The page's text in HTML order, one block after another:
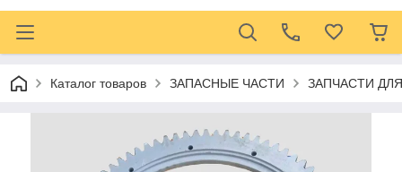
Каталог товаров ЗАПАСНЫЕ ЧАСТИ ЗАПЧАСТИ